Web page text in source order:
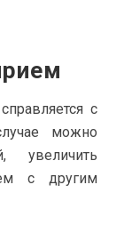
с
можно
увеличить
с другим